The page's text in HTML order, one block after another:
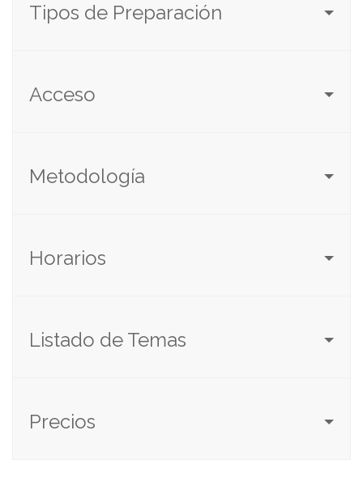
Tipos de Preparación
Acceso
Metodología
Horarios
Listado de Temas
Precios